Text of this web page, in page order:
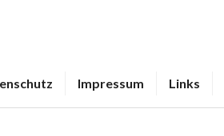
Impressum Links